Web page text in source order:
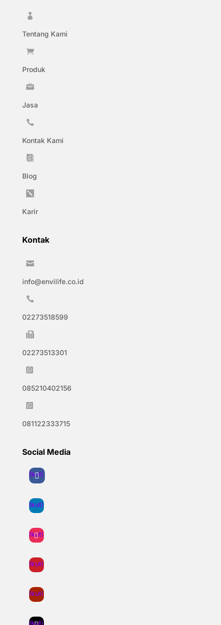

Tentang Kami

Produk

Jasa

Kontak Kami

Blog

Karir
Kontak

info@envilife.co.id

02273518599

02273513301

085210402156

081122333715
Social Media
Ikuti
Ikuti
Ikuti
Ikuti
Ikuti
Ikuti